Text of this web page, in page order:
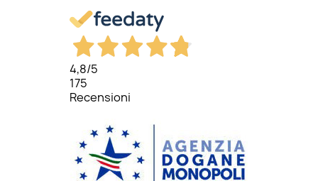
4,8/5
175
Recensioni